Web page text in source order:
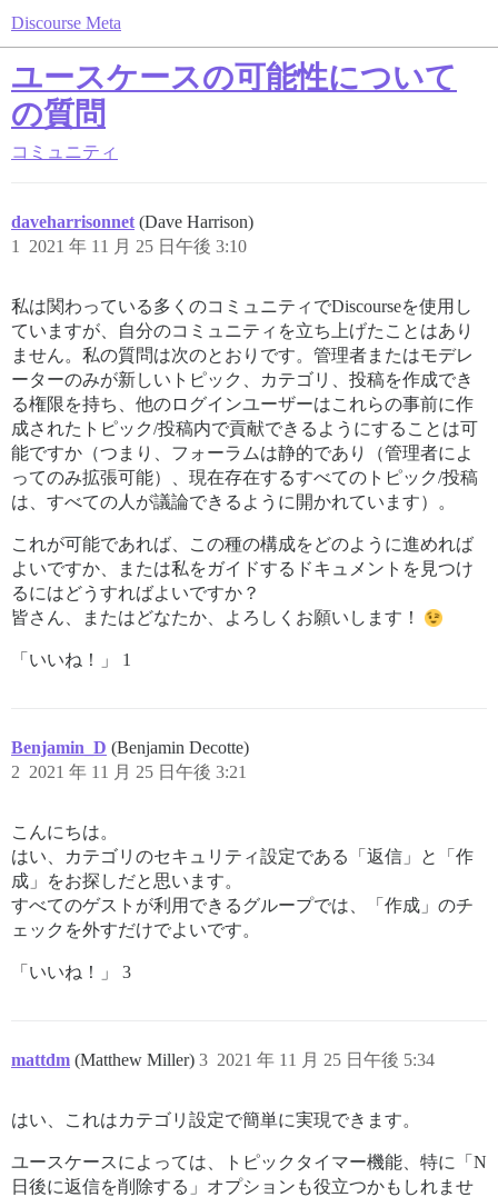
Discourse Meta
ユースケースの可能性について
の質問
コミュニティ
daveharrisonnet (Dave Harrison)
2021 年 11 月 25 日午後 3:10
1
私は関わっている多くのコミュニティでDiscourseを使用し
ていますが、自分のコミュニティを立ち上げたことはあり
ません。私の質問は次のとおりです。管理者またはモデレ
ーターのみが新しいトピック、カテゴリ、投稿を作成でき
る権限を持ち、他のログインユーザーはこれらの事前に作
成されたトピック/投稿内で貢献できるようにすることは可
能ですか（つまり、フォーラムは静的であり（管理者によ
ってのみ拡張可能）、現在存在するすべてのトピック/投稿
は、すべての人が議論できるように開かれています）。
これが可能であれば、この種の構成をどのように進めれば
よいですか、または私をガイドするドキュメントを見つけ
るにはどうすればよいですか？
皆さん、またはどなたか、よろしくお願いします！
「いいね！」 1
Benjamin_D (Benjamin Decotte)
2021 年 11 月 25 日午後 3:21
2
こんにちは。
はい、カテゴリのセキュリティ設定である「返信」と「作
成」をお探しだと思います。
すべてのゲストが利用できるグループでは、「作成」のチ
ェックを外すだけでよいです。
「いいね！」 3
mattdm (Matthew Miller) 2021 年 11 月 25 日午後 5:34
3
はい、これはカテゴリ設定で簡単に実現できます。
ユースケースによっては、トピックタイマー機能、特に「N
日後に返信を削除する」オプションも役立つかもしれませ